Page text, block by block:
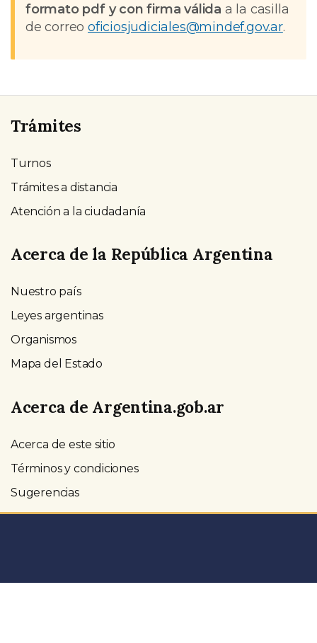
formato pdf y con firma válida a la casilla
de correooficiosjudiciales@mindef.gov.ar.
Trámites
Turnos
Trámites a distancia
Atención a la ciudadanía
Acerca de la República Argentina
Nuestro país
Leyes argentinas
Organismos
Mapa del Estado
Acerca de Argentina.gob.ar
Acerca de este sitio
Términos y condiciones
Sugerencias